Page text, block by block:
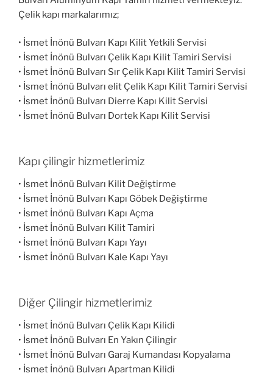
Çelik kapı markalarımız;
• İsmet İnönü Bulvarı Kapı Kilit Yetkili Servisi
• İsmet İnönü Bulvarı Çelik Kapı Kilit Tamiri Servisi
• İsmet İnönü Bulvarı Sır Çelik Kapı Kilit Tamiri Servisi
• İsmet İnönü Bulvarı elit Çelik Kapı Kilit Tamiri Servisi
• İsmet İnönü Bulvarı Dierre Kapı Kilit Servisi
• İsmet İnönü Bulvarı Dortek Kapı Kilit Servisi
Kapı çilingir hizmetlerimiz
• İsmet İnönü Bulvarı Kilit Değiştirme
• İsmet İnönü Bulvarı Kapı Göbek Değiştirme
• İsmet İnönü Bulvarı Kapı Açma
• İsmet İnönü Bulvarı Kilit Tamiri
• İsmet İnönü Bulvarı Kapı Yayı
• İsmet İnönü Bulvarı Kale Kapı Yayı
Diğer Çilingir hizmetlerimiz
• İsmet İnönü Bulvarı Çelik Kapı Kilidi
• İsmet İnönü Bulvarı En Yakın Çilingir
• İsmet İnönü Bulvarı Garaj Kumandası Kopyalama
• İsmet İnönü Bulvarı Apartman Kilidi